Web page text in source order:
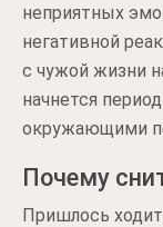
неприятных
негативной
с чужой жизни
начнется
окружающими
Почему
Пришлось